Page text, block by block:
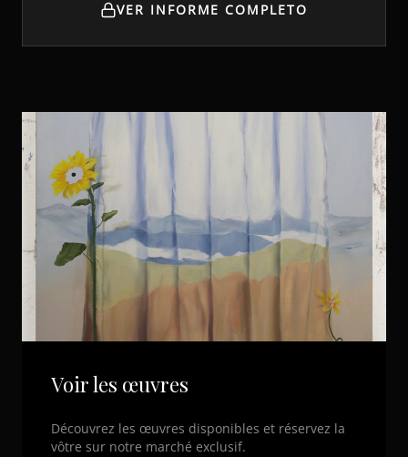
VER INFORME COMPLETO
Voir les œuvres
Découvrez les œuvres disponibles et réservez la
vôtre sur notre marché exclusif.